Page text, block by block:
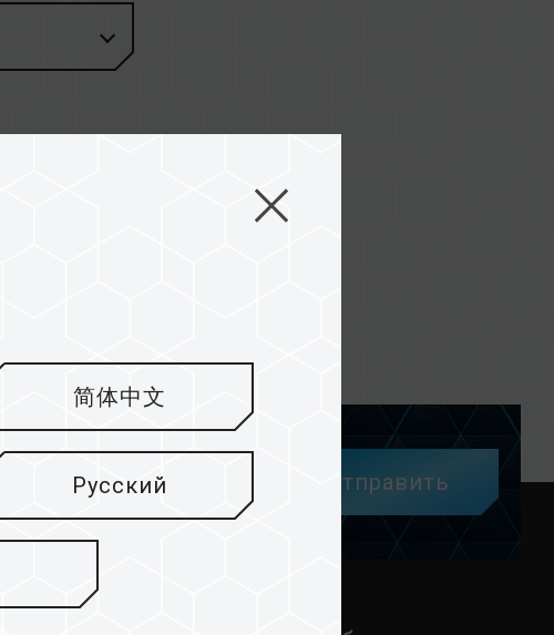
Отправить
简体中文
Русский